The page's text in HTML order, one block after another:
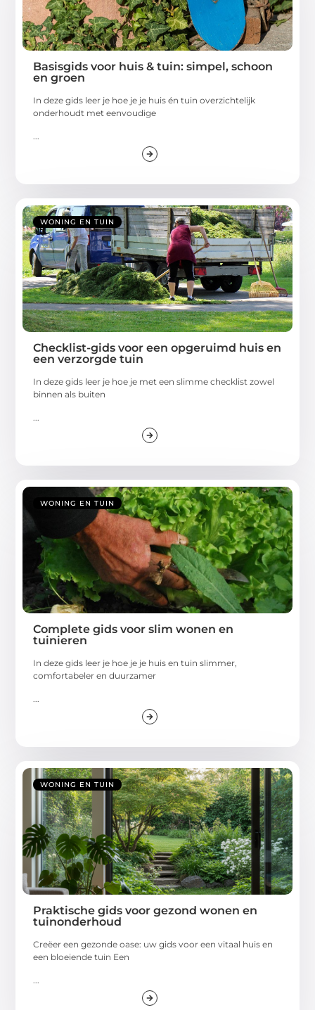
Basisgids voor huis & tuin: simpel, schoon
en groen
In deze gids leer je hoe je je huis én tuin overzichtelijk
onderhoudt met eenvoudige
WONING EN TUIN
Checklist-gids voor een opgeruimd huis en
een verzorgde tuin
In deze gids leer je hoe je met een slimme checklist zowel
binnen als buiten
WONING EN TUIN
Complete gids voor slim wonen en
tuinieren
In deze gids leer je hoe je je huis en tuin slimmer,
comfortabeler en duurzamer
WONING EN TUIN
Praktische gids voor gezond wonen en
tuinonderhoud
Creëer een gezonde oase: uw gids voor een vitaal huis en
een bloeiende tuin Een